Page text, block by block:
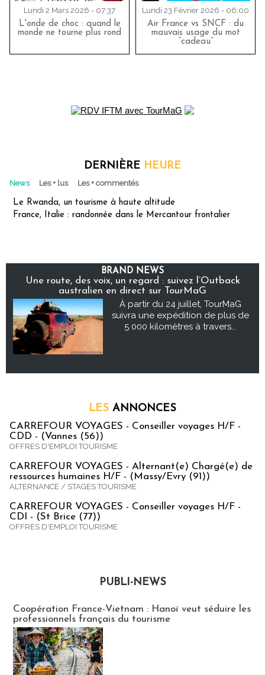
Lundi 2 Mars 2026 - 07:37
L'onde de choc : quand le
monde ne tourne plus rond
Lundi 23 Février 2026 - 06:00
Air France vs SNCF : du
mauvais usage du mot
“cadeau”
DERNIÈRE HEURE
News Les + lus Les + commentés
Le Rwanda, un tourisme à haute altitude
France, Italie : randonnée dans le Mercantour frontalier
BRAND NEWS
Une route, des voix, un regard : suivez l’Outback
australien en direct sur TourMaG
À partir du 24 juillet, TourMaG
suivra une expédition de plus de
5 000 kilomètres à travers...
LES ANNONCES
CARREFOUR VOYAGES - Conseiller voyages H/F -
CDD - (Vannes (56))
OFFRES D'EMPLOI TOURISME
CARREFOUR VOYAGES - Alternant(e) Chargé(e) de
ressources humaines H/F - (Massy/Evry (91))
ALTERNANCE / STAGES TOURISME
CARREFOUR VOYAGES - Conseiller voyages H/F -
CDI - (St Brice (77))
OFFRES D'EMPLOI TOURISME
PUBLI-NEWS
Coopération France-Vietnam : Hanoï veut séduire les
professionnels français du tourisme